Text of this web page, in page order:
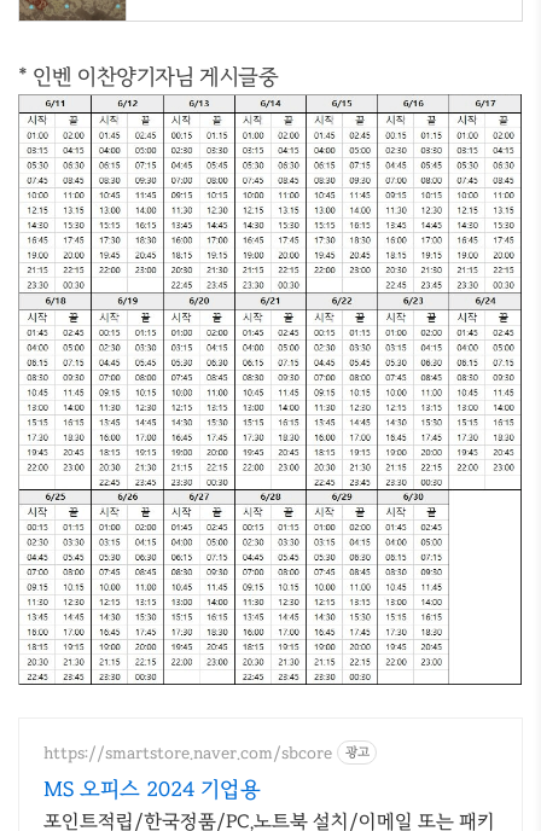
* 인벤 이찬양기자님 게시글중
https://smartstore.naver.com/sbcore 광고
MS 오피스 2024 기업용
포인트적립/한국정품/PC,노트북 설치/이메일 또는 패키